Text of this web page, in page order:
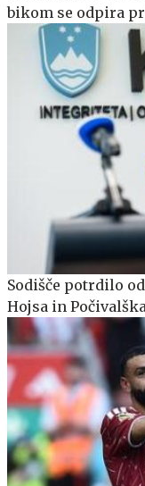
bikom se odpira
Sodišče potrdilo
Hojsa in Počivalška